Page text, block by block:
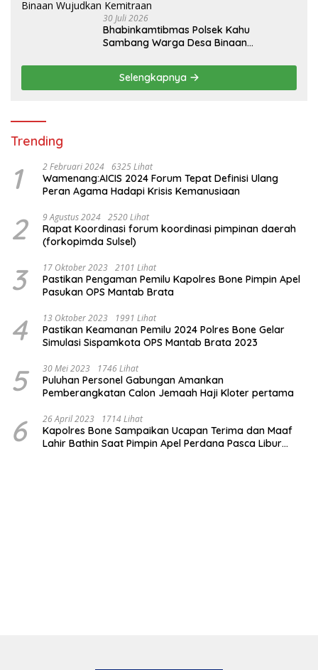
30 Juli 2026
Bhabinkamtibmas Polsek Kahu
Sambang Warga Desa Binaan
Selengkapnya
Trending
1 2 Februari 2024 6325 Lihat
Wamenang:AICIS 2024 Forum Tepat Definisi Ulang
Peran Agama Hadapi Krisis Kemanusiaan
2 9 Agustus 2024 2520 Lihat
Rapat Koordinasi forum koordinasi pimpinan daerah
(forkopimda Sulsel)
3 17 Oktober 2023 2101 Lihat
Pastikan Pengaman Pemilu Kapolres Bone Pimpin Apel
Pasukan OPS Mantab Brata
4 13 Oktober 2023 1991 Lihat
Pastikan Keamanan Pemilu 2024 Polres Bone Gelar
Simulasi Sispamkota OPS Mantab Brata 2023
5 30 Mei 2023 1746 Lihat
Puluhan Personel Gabungan Amankan
Pemberangkatan Calon Jemaah Haji Kloter pertama
6 26 April 2023 1714 Lihat
Kapolres Bone Sampaikan Ucapan Terima dan Maaf
Lahir Bathin Saat Pimpin Apel Perdana Pasca Libur